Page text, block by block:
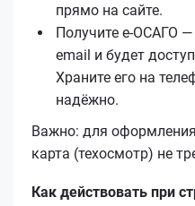
прямо на сайте.
Получите е‑ОСАГО
email и будет
Храните его на
надёжно.
Важно: для
карта (техосмотр) не
Как действовать при